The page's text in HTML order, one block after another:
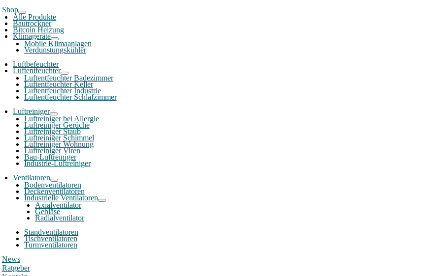
Shop
Alle Produkte
Bautrockner
Bitcoin Heizung
Klimageräte
Mobile Klimaanlagen
Verdunstungskühler
Luftbefeuchter
Luftentfeuchter
Luftentfeuchter Badezimmer
Luftentfeuchter Keller
Luftentfeuchter Industrie
Luftentfeuchter Schlafzimmer
Luftreiniger
Luftreiniger bei Allergie
Luftreiniger Gerüche
Luftreiniger Staub
Luftreiniger Schimmel
Luftreiniger Wohnung
Luftreiniger Viren
Bau-Luftreiniger
Industrie-Luftreiniger
Ventilatoren
Bodenventilatoren
Deckenventilatoren
Industrielle Ventilatoren
Axialventilator
Gebläse
Radialventilator
Standventilatoren
Tischventilatoren
Turmventilatoren
News
Ratgeber